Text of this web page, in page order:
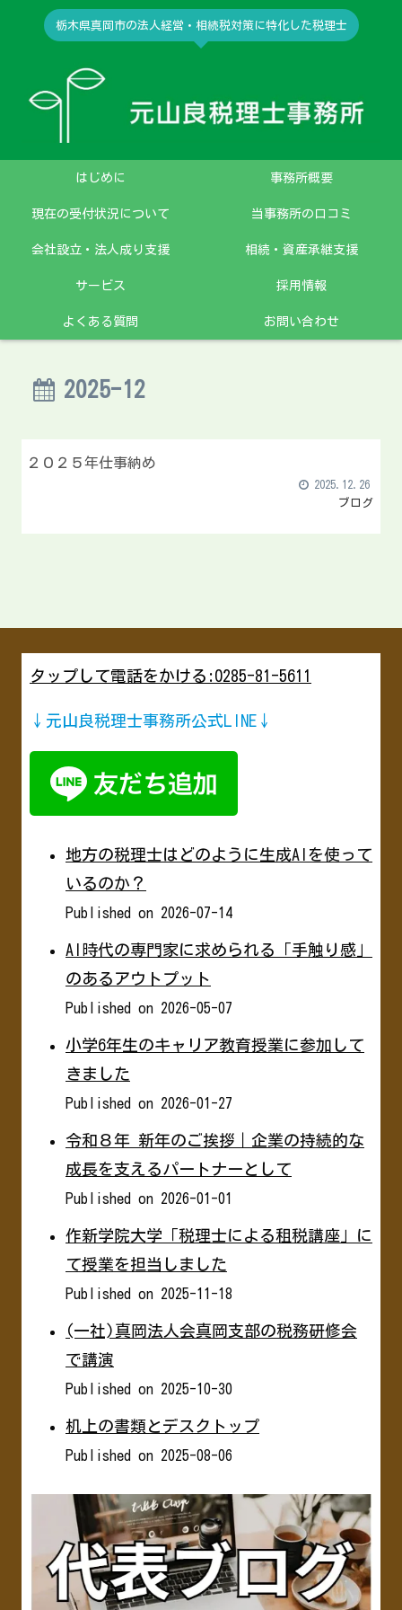
栃木県真岡市の法人経営・相続税対策に特化した税理士
はじめに 事務所概要
現在の受付状況について 当事務所の口コミ
会社設立・法人成り支援 相続・資産承継支援
サービス 採用情報
よくある質問 お問い合わせ
2025-12
２０２５年仕事納め
2025.12.26
ブログ
タップして電話をかける:0285-81-5611
↓元山良税理士事務所公式LINE↓
地方の税理士はどのように生成AIを使って
いるのか？
Published on 2026-07-14
AI時代の専門家に求められる「手触り感」
のあるアウトプット
Published on 2026-05-07
小学6年生のキャリア教育授業に参加して
きました
Published on 2026-01-27
令和８年 新年のご挨拶｜企業の持続的な
成長を支えるパートナーとして
Published on 2026-01-01
作新学院大学「税理士による租税講座」に
て授業を担当しました
Published on 2025-11-18
(一社)真岡法人会真岡支部の税務研修会
で講演
Published on 2025-10-30
机上の書類とデスクトップ
Published on 2025-08-06